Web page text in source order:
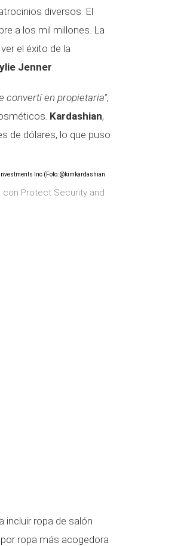
diversos. El
a los mil millones. La
el éxito de la
Jenner.
convertí en propietaria",
Kardashian,
de dólares, lo que puso
con Protect Security and
incluir ropa de salón
ropa más acogedora